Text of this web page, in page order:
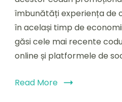
sărbătoare,
promoții
de
recompense
îmbunătăți experiența de
în același timp de
găsi cele mai recente
online și platformele de
Read More